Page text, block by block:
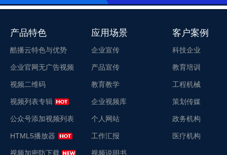
产品特色
酷播云特色与优势
企业官网无广告视频
视频二维码
视频列表专辑
公众号添加视频列表
HTML5播放器
视频加密防下载
应用场景
企业宣传
产品宣传
教育教学
企业视频库
个人网站
工作汇报
视频说明书
客户案例
科技企业
教育培训
工程机械
策划传媒
政务机构
医疗机构